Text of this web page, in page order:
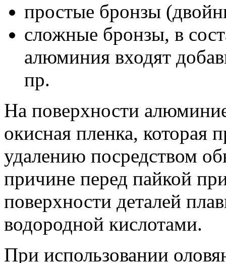
простые бронзы
сложные бронзы, в
алюминия входят
пр.
На поверхности
окисная пленка, которая
удалению посредством
причине перед пайкой
поверхности деталей
водородной кислотами.
При использовании